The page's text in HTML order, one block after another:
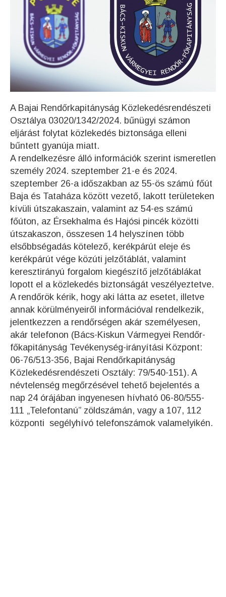
A Bajai Rendőrkapitányság Közlekedésrendészeti
Osztálya 03020/1342/2024. bűnügyi számon
eljárást folytat közlekedés biztonsága elleni
bűntett gyanúja miatt.
A rendelkezésre álló információk szerint ismeretlen
személy 2024. szeptember 21-e és 2024.
szeptember 26-a időszakban az 55-ös számú főút
Baja és Tataháza között vezető, lakott területeken
kívüli útszakaszain, valamint az 54-es számú
főúton, az Érsekhalma és Hajósi pincék közötti
útszakaszon, összesen 14 helyszínen több
elsőbbségadás kötelező, kerékpárút eleje és
kerékpárút vége közúti jelzőtáblát, valamint
keresztirányú forgalom kiegészítő jelzőtáblákat
lopott el a közlekedés biztonságát veszélyeztetve.
A rendőrök kérik, hogy aki látta az esetet, illetve
annak körülményeiről információval rendelkezik,
jelentkezzen a rendőrségen akár személyesen,
akár telefonon (Bács-Kiskun Vármegyei Rendőr-
főkapitányság Tevékenység-irányítási Központ:
06-76/513-356, Bajai Rendőrkapitányság
Közlekedésrendészeti Osztály: 79/540-151). A
névtelenség megőrzésével tehető bejelentés a
nap 24 órájában ingyenesen hívható 06-80/555-
111 „Telefontanú” zöldszámán, vagy a 107, 112
központi segélyhívó telefonszámok valamelyikén.